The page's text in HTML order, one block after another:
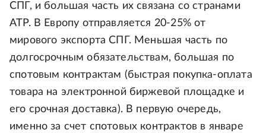
СПГ, и большая часть их связана со странами
АТР. В Европу отправляется 20-25% от
мирового экспорта СПГ. Меньшая часть по
долгосрочным обязательствам, большая по
спотовым контрактам (быстрая покупка-оплата
товара на электронной биржевой площадке и
его срочная доставка). В первую очередь,
именно за счет спотовых контрактов в январе